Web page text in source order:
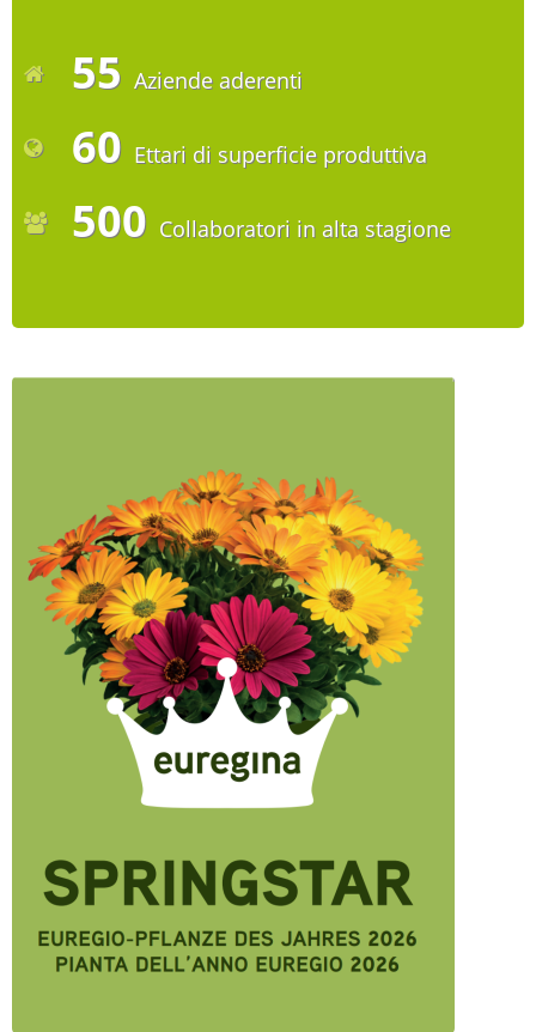
55 Aziende aderenti
60 Ettari di superficie produttiva
500 Collaboratori in alta stagione